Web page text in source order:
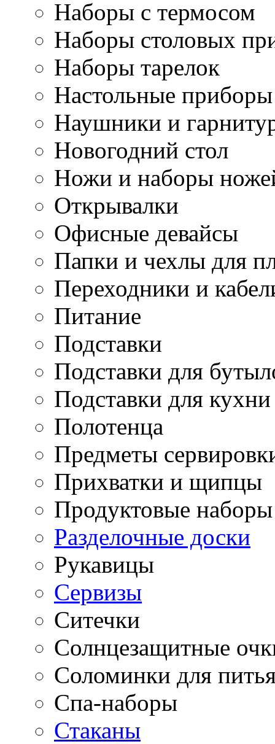
Наборы с термосом
Наборы столовых
Наборы тарелок
Настольные приборы
Наушники и
Новогодний стол
Ножи и наборы
Открывалки
Офисные девайсы
Папки и чехлы для
Переходники и
Питание
Подставки
Подставки для
Подставки для кухни
Полотенца
Предметы
Прихватки и щипцы
Продуктовые наборы
Разделочные доски
Рукавицы
Сервизы
Ситечки
Солнцезащитные
Соломинки для
Спа-наборы
Стаканы